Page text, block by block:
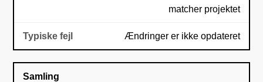
matcher projektet
Ændringer er ikke opdateret
Samling